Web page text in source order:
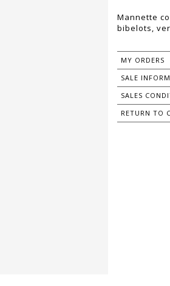
Mannette
bibelots,
MY ORDERS
SALE
SALES
RETURN TO